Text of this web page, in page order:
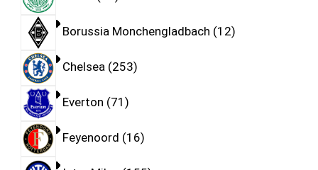
Borussia Monchengladbach 12
Chelsea 253
Everton 71
Feyenoord 16